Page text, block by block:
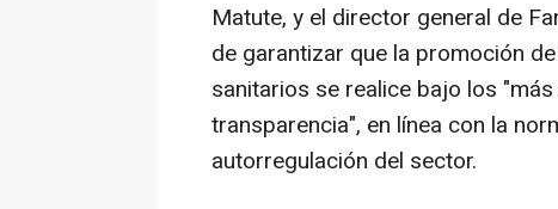
Matute, y el director general de
de garantizar que la promoción
sanitarios se realice bajo los
transparencia", en línea con la
autorregulación del sector.